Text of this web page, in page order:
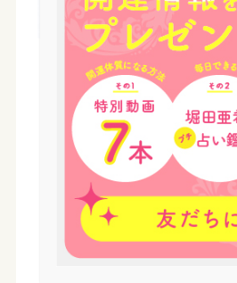
LINE
LINE公式アカウントを
友だち追加すると、毎月の運
情報もゲットで
LINEの紹介ペ